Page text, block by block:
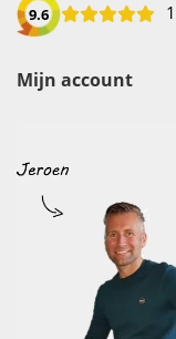
9.6
Mijn account